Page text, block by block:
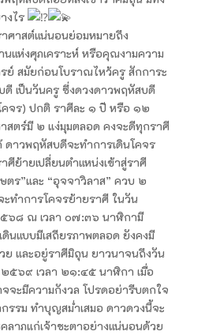
งไร
ศาสต์แน่นอนย่อมหมายถึง
นแห่งศุภเคราะห์ หรือคุณงามความ
ย์ สมัยก่อนโบราณไหว้ครู สักการะ
เป็นวันครู ซึ่งดวงดาวพฤหัสบดี
คจร) ปกติ ราศีละ ๑ ปี หรือ ๑๒
สตร์มี ๒ แง่มุมตลอด คงจะดีทุกราศี
ดาวพฤหัสบดีจะทำการเดินโคจร
ศีย้ายเปลี่ยนตำแหน่งเข้าสู่ราศี
ตร”และ “อุจจาวิลาส” ควบ ๒
ะทำการโคจรย้ายราศี ในวัน
๖๘ ณ เวลา ๐๗:๓๖ นาฬิกามี
ดินแบบมีเสถียรภาพตลอด ยังคงมี
ย และอยู่ราศีมิถุน ยาวนาจนถึงวัน
๕๖๙ เวลา ๒๑:๔๕ นาฬิกา เมื่อ
จะมีความกังวล โปรดอย่ารีบตกใจ
รรม ทำบุญสม่ำเสมอ ดาวดวงนี้จะ
ลาภแก่เจ้าชะตาอย่างแน่นอนด้วย